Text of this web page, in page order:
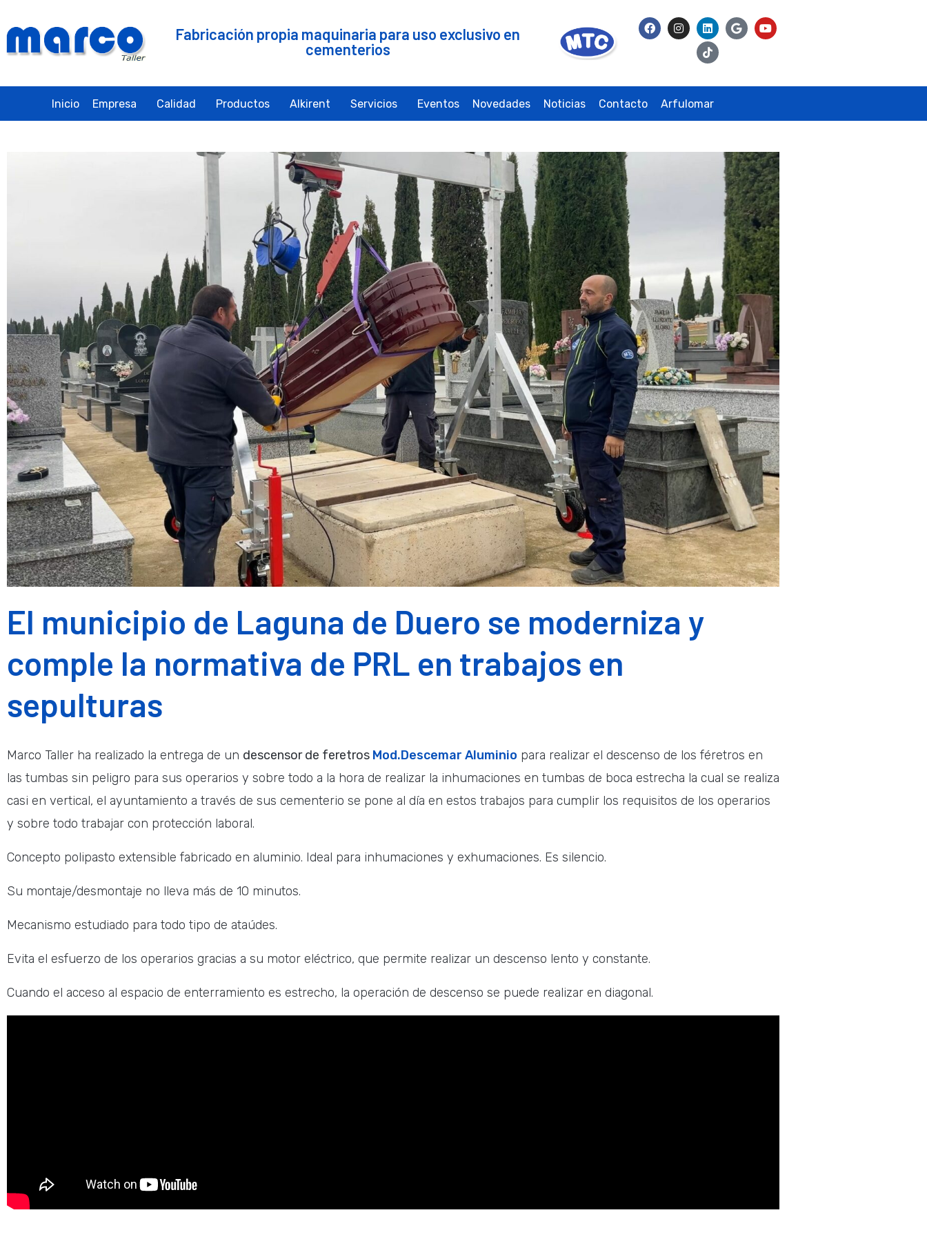
Fabricación propia maquinaria para uso exclusivo en
cementerios
Inicio Empresa Calidad Productos Alkirent Servicios Eventos Novedades Noticias Contacto Arfulomar
El municipio de Laguna de Duero se moderniza y
comple la normativa de PRL en trabajos en
sepulturas
Marco Taller ha realizado la entrega de un descensor de feretros Mod.Descemar Aluminio para realizar el descenso de los féretros en
las tumbas sin peligro para sus operarios y sobre todo a la hora de realizar la inhumaciones en tumbas de boca estrecha la cual se realiza
casi en vertical, el ayuntamiento a través de sus cementerio se pone al día en estos trabajos para cumplir los requisitos de los operarios
y sobre todo trabajar con protección laboral.
Concepto polipasto extensible fabricado en aluminio. Ideal para inhumaciones y exhumaciones. Es silencio.
Su montaje/desmontaje no lleva más de 10 minutos.
Mecanismo estudiado para todo tipo de ataúdes.
Evita el esfuerzo de los operarios gracias a su motor eléctrico, que permite realizar un descenso lento y constante.
Cuando el acceso al espacio de enterramiento es estrecho, la operación de descenso se puede realizar en diagonal.